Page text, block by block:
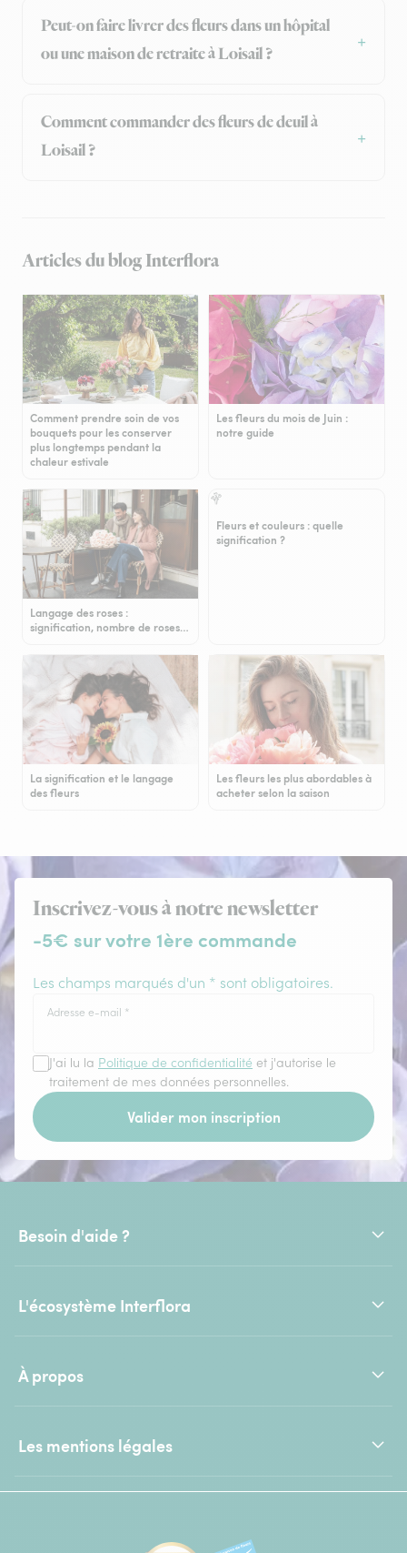
Peut-on faire livrer des fleurs dans un hôpital
ou une maison de retraite à Loisail ?
Comment commander des fleurs de deuil à
Loisail ?
Articles du blog Interflora
Comment prendre soin de vos
bouquets pour les conserver
plus longtemps pendant la
chaleur estivale
Les fleurs du mois de Juin :
notre guide
Langage des roses :
signification, nombre de roses…
Fleurs et couleurs : quelle
signification ?
La signification et le langage
des fleurs
Les fleurs les plus abordables à
acheter selon la saison
Inscrivez-vous à notre newsletter
-5€ sur votre 1ère commande
Les champs marqués d'un * sont obligatoires.
Adresse e-mail *
J'ai lu la Politique de confidentialité et j'autorise le
traitement de mes données personnelles.
Valider mon inscription
Besoin d'aide ?
L'écosystème Interflora
À propos
Les mentions légales